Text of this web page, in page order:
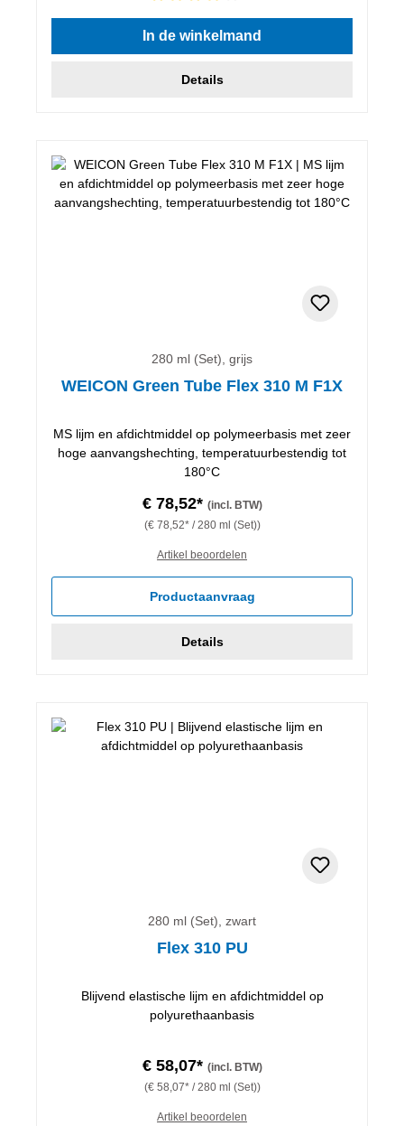
Gemiddelde waardering van 4 van 5 sterren
In de winkelmand
Details
280 ml (Set), grijs
WEICON Green Tube Flex 310 M F1X
MS lijm en afdichtmiddel op polymeerbasis met zeer
hoge aanvangshechting, temperatuurbestendig tot
180°C
€ 78,52* (incl. BTW)
(€ 78,52* / 280 ml (Set))
Artikel beoordelen
Productaanvraag
Details
280 ml (Set), zwart
Flex 310 PU
Blijvend elastische lijm en afdichtmiddel op
polyurethaanbasis
€ 58,07* (incl. BTW)
(€ 58,07* / 280 ml (Set))
Artikel beoordelen